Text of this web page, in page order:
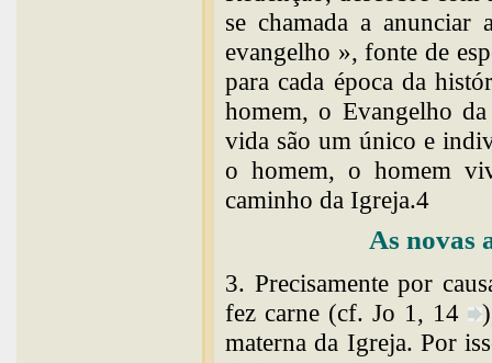
se chamada a anunciar
evangelho », fonte de
para cada época da
homem, o Evangelho
vida são um único e
o homem, o homem
caminho da Igreja.4
As novas
3. Precisamente por
fez carne (cf. Jo 1, 14
materna da Igreja. Por